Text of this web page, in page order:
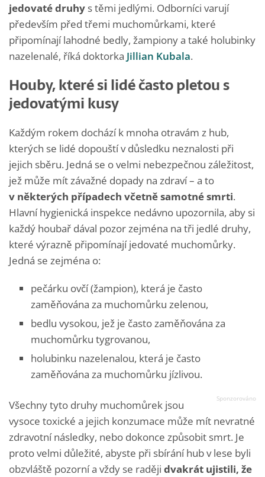
jedovaté druhy s těmi jedlými. Odborníci varují
především před třemi muchomůrkami, které
připomínají lahodné bedly, žampiony a také holubinky
nazelenalé, říká doktorka Jillian Kubala.
Houby, které si lidé často pletou s
jedovatými kusy
Každým rokem dochází k mnoha otravám z hub,
kterých se lidé dopouští v důsledku neznalosti při
jejich sběru. Jedná se o velmi nebezpečnou záležitost,
jež může mít závažné dopady na zdraví – a to
v některých případech včetně samotné smrti.
Hlavní hygienická inspekce nedávno upozornila, aby si
každý houbař dával pozor zejména na tři jedlé druhy,
které výrazně připomínají jedovaté muchomůrky.
Jedná se zejména o:
pečárku ovčí (žampion), která je často
zaměňována za muchomůrku zelenou,
bedlu vysokou, jež je často zaměňována za
muchomůrku tygrovanou,
holubinku nazelenalou, která je často
zaměňována za muchomůrku jízlivou.
Všechny tyto druhy muchomůrek jsou
vysoce toxické a jejich konzumace může mít nevratné
zdravotní následky, nebo dokonce způsobit smrt. Je
proto velmi důležité, abyste při sbírání hub v lese byli
obzvláště pozorní a vždy se raději dvakrát ujistili, že